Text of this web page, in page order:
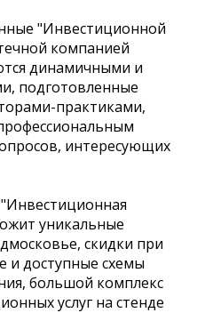
"Инвестиционной
компанией
динамичными и
подготовленные
практиками,
интересующих
уникальные
скидки при
и доступные схемы
большой комплекс
услуг на стенде